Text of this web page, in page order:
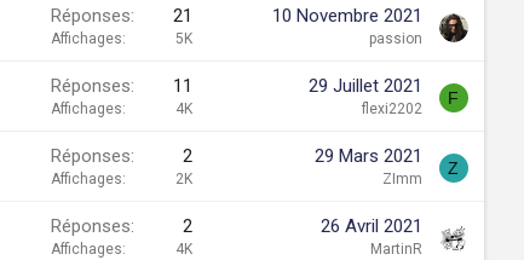
Réponses 21
Affichages 5K
10 Novembre 2021
passion
Réponses 11
Affichages 4K
29 Juillet 2021
flexi2202
F
Réponses 2
Affichages 2K
29 Mars 2021
ZImm
Z
Réponses 2
Affichages 4K
26 Avril 2021
MartinR